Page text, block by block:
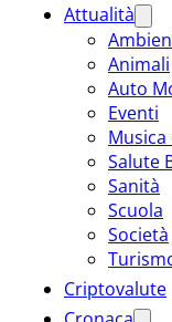
Attualità
Animali
Auto
Eventi
Salute
Sanità
Scuola
Società
Criptovalute